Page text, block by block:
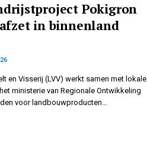
Pokigron
in binnenland
en Visserij (LVV) werkt samen met lokale
ministerie van Regionale Ontwikkeling
voor landbouwproducten…